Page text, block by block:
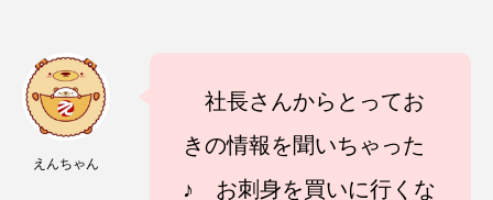
えんちゃん
社長さんからとってお
きの情報を聞いちゃった
♪ お刺身を買いに行くな